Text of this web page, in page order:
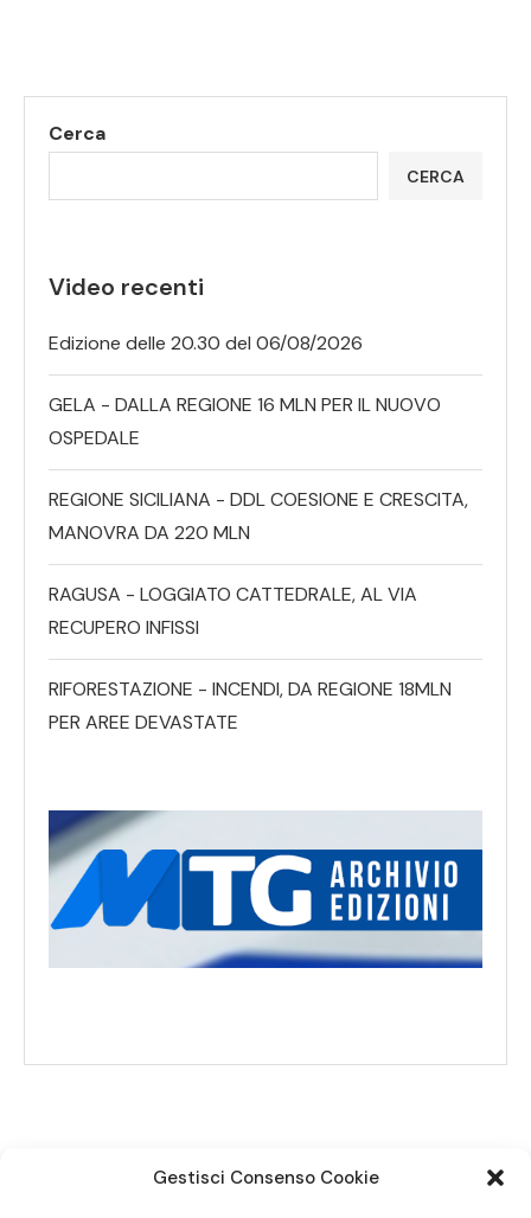
Gestisci Consenso Cookie
Cerca
CERCA
Video recenti
Edizione delle 20.30 del 06/08/2026
GELA - DALLA REGIONE 16 MLN PER IL NUOVO
OSPEDALE
REGIONE SICILIANA - DDL COESIONE E CRESCITA,
MANOVRA DA 220 MLN
RAGUSA - LOGGIATO CATTEDRALE, AL VIA
RECUPERO INFISSI
RIFORESTAZIONE - INCENDI, DA REGIONE 18MLN
PER AREE DEVASTATE